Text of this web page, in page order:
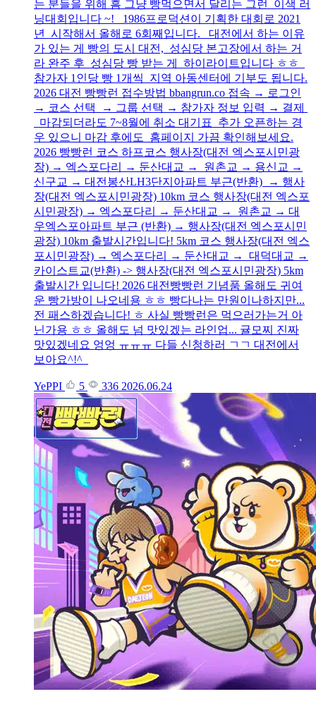
는 분들을 위해 흠 그냥 빵먹으면서 달리는 그런 이색 러
닝대회입니다 ~! 1986프로덕션이 기획한 대회로 2021
년 시작해서 올해로 6회째입니다. 대전에서 하는 이유
가 있는 게 빵의 도시 대전, 성심당 본고장에서 하는 거
라 완주 후 성심당 빵 받는 게 하이라이트입니다 ㅎㅎ
참가자 1인당 빵 1개씩 지역 아동센터에 기부도 됩니다.
2026 대전 빵빵런 접수방법 bbangrun.co 접속 → 로그인
→ 코스 선택 → 그룹 선택 → 참가자 정보 입력 → 결제
마감되더라도 7~8월에 취소 대기표 추가 오픈하는 경
우 있으니 마감 후에도 홈페이지 가끔 확인해보세요.
2026 빵빵런 코스 하프코스 행사장(대전 엑스포시민광
장) → 엑스포다리 → 둔산대교 → 원촌교 → 용신교 →
신구교 → 대전봉산LH3단지아파트 부근(반환) → 행사
장(대전 엑스포시민광장) 10km 코스 행사장(대전 엑스포
시민광장) → 엑스포다리 → 둔산대교 → 원촌교 → 대
우엑스포아파트 부근 (반환) → 행사장(대전 엑스포시민
광장) 10km 출발시간입니다! 5km 코스 행사장(대전 엑스
포시민광장) → 엑스포다리 → 둔산대교 → 대덕대교 →
카이스트교(반환) -> 행사장(대전 엑스포시민광장) 5km
출발시간 입니다! 2026 대전빵빵런 기념품 올해도 귀여
운 빵가방이 나오네용 ㅎㅎ 빵다나는 만원이나하지만...
전 패스하겠습니다! ㅎ 사실 빵빵런은 먹으러가는거 아
닌가용 ㅎㅎ 올해도 넘 맛있겠는 라인업... 귤모찌 진짜
맛있겠네요 엉엉 ㅠㅠㅠ 다들 신청하러 ㄱㄱ 대전에서
보아요^!^
YePPI 5 336 2026.06.24